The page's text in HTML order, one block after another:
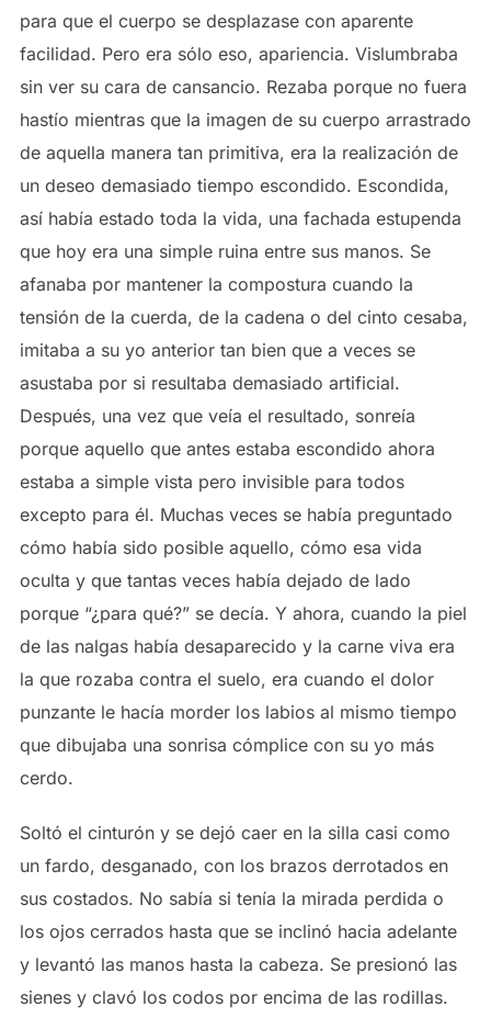
para que el cuerpo se desplazase con aparente
facilidad. Pero era sólo eso, apariencia. Vislumbraba
sin ver su cara de cansancio. Rezaba porque no fuera
hastío mientras que la imagen de su cuerpo arrastrado
de aquella manera tan primitiva, era la realización de
un deseo demasiado tiempo escondido. Escondida,
así había estado toda la vida, una fachada estupenda
que hoy era una simple ruina entre sus manos. Se
afanaba por mantener la compostura cuando la
tensión de la cuerda, de la cadena o del cinto cesaba,
imitaba a su yo anterior tan bien que a veces se
asustaba por si resultaba demasiado artificial.
Después, una vez que veía el resultado, sonreía
porque aquello que antes estaba escondido ahora
estaba a simple vista pero invisible para todos
excepto para él. Muchas veces se había preguntado
cómo había sido posible aquello, cómo esa vida
oculta y que tantas veces había dejado de lado
porque “¿para qué?” se decía. Y ahora, cuando la piel
de las nalgas había desaparecido y la carne viva era
la que rozaba contra el suelo, era cuando el dolor
punzante le hacía morder los labios al mismo tiempo
que dibujaba una sonrisa cómplice con su yo más
cerdo.
Soltó el cinturón y se dejó caer en la silla casi como
un fardo, desganado, con los brazos derrotados en
sus costados. No sabía si tenía la mirada perdida o
los ojos cerrados hasta que se inclinó hacia adelante
y levantó las manos hasta la cabeza. Se presionó las
sienes y clavó los codos por encima de las rodillas.